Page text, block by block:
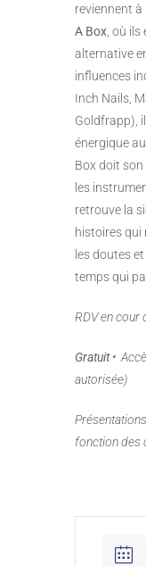
reviennent
A Box , où
alternative
influences
Inch Nails,
Goldfrapp),
énergique
Box doit
les
retrouve la
histoires qui
les doutes
temps qui
RDV en cour
Gratuit•
autorisée)
fonction des